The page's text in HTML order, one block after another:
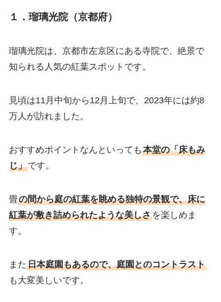
１．瑠璃光院（京都府）
瑠璃光院は、京都市左京区にある寺院で、絶景で
知られる人気の紅葉スポットです。
見頃は11月中旬から12月上旬で、2023年には約8
万人が訪れました。
おすすめポイントなんといっても 本堂の「床もみ
じ」です。
畳の間から庭の紅葉を眺める独特の景観で、床に
紅葉が敷き詰められたような美しさを楽しめま
す。
また日本庭園もあるので、庭園とのコントラスト
も大変美しいです。